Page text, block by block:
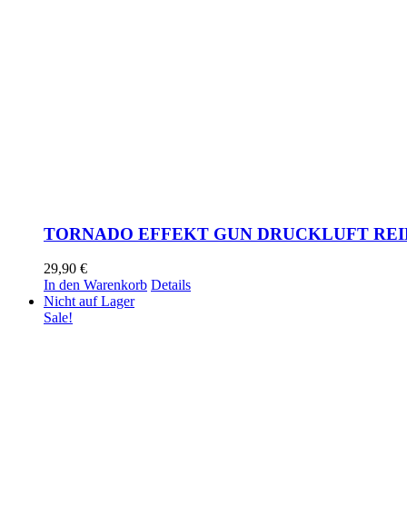
TORNADO EFFEKT GUN DRUCKLUFT
29,90 €
In den Warenkorb Details
Nicht auf Lager
Sale!